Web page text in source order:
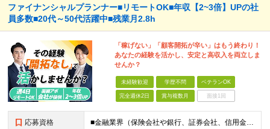
ファイナンシャルプランナー■リモートOK■年収【2~3倍】UPの社
員多数■20代～50代活躍中■残業月2.8h
「稼げない」「顧客開拓が辛い」はもう終わり！
あなたの経験を活かし、安定と高収入を両立しま
せんか？
未経験歓迎 学歴不問 ベテランOK
完全週休2日 賞与複数月 面接1回
応募資格 ■金融業界（保険会社や銀行、証券会社、信用金庫など）の営業経験をお持ちの方 ■学歴不問 ※第二新卒の方も歓迎します ※直販の保険営業職経験者も多数活躍中。 お客さまへのご提案に集中できる仕組みにより